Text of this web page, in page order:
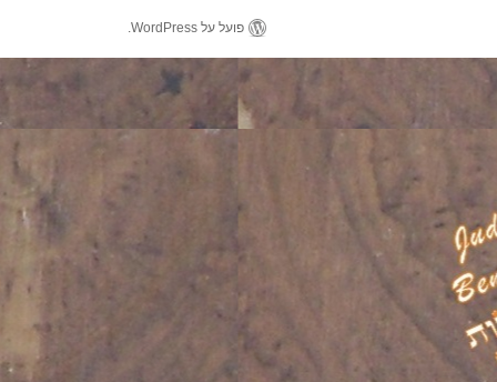
פועל על WordPress.